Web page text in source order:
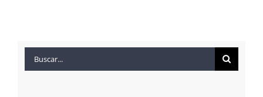
Buscar: